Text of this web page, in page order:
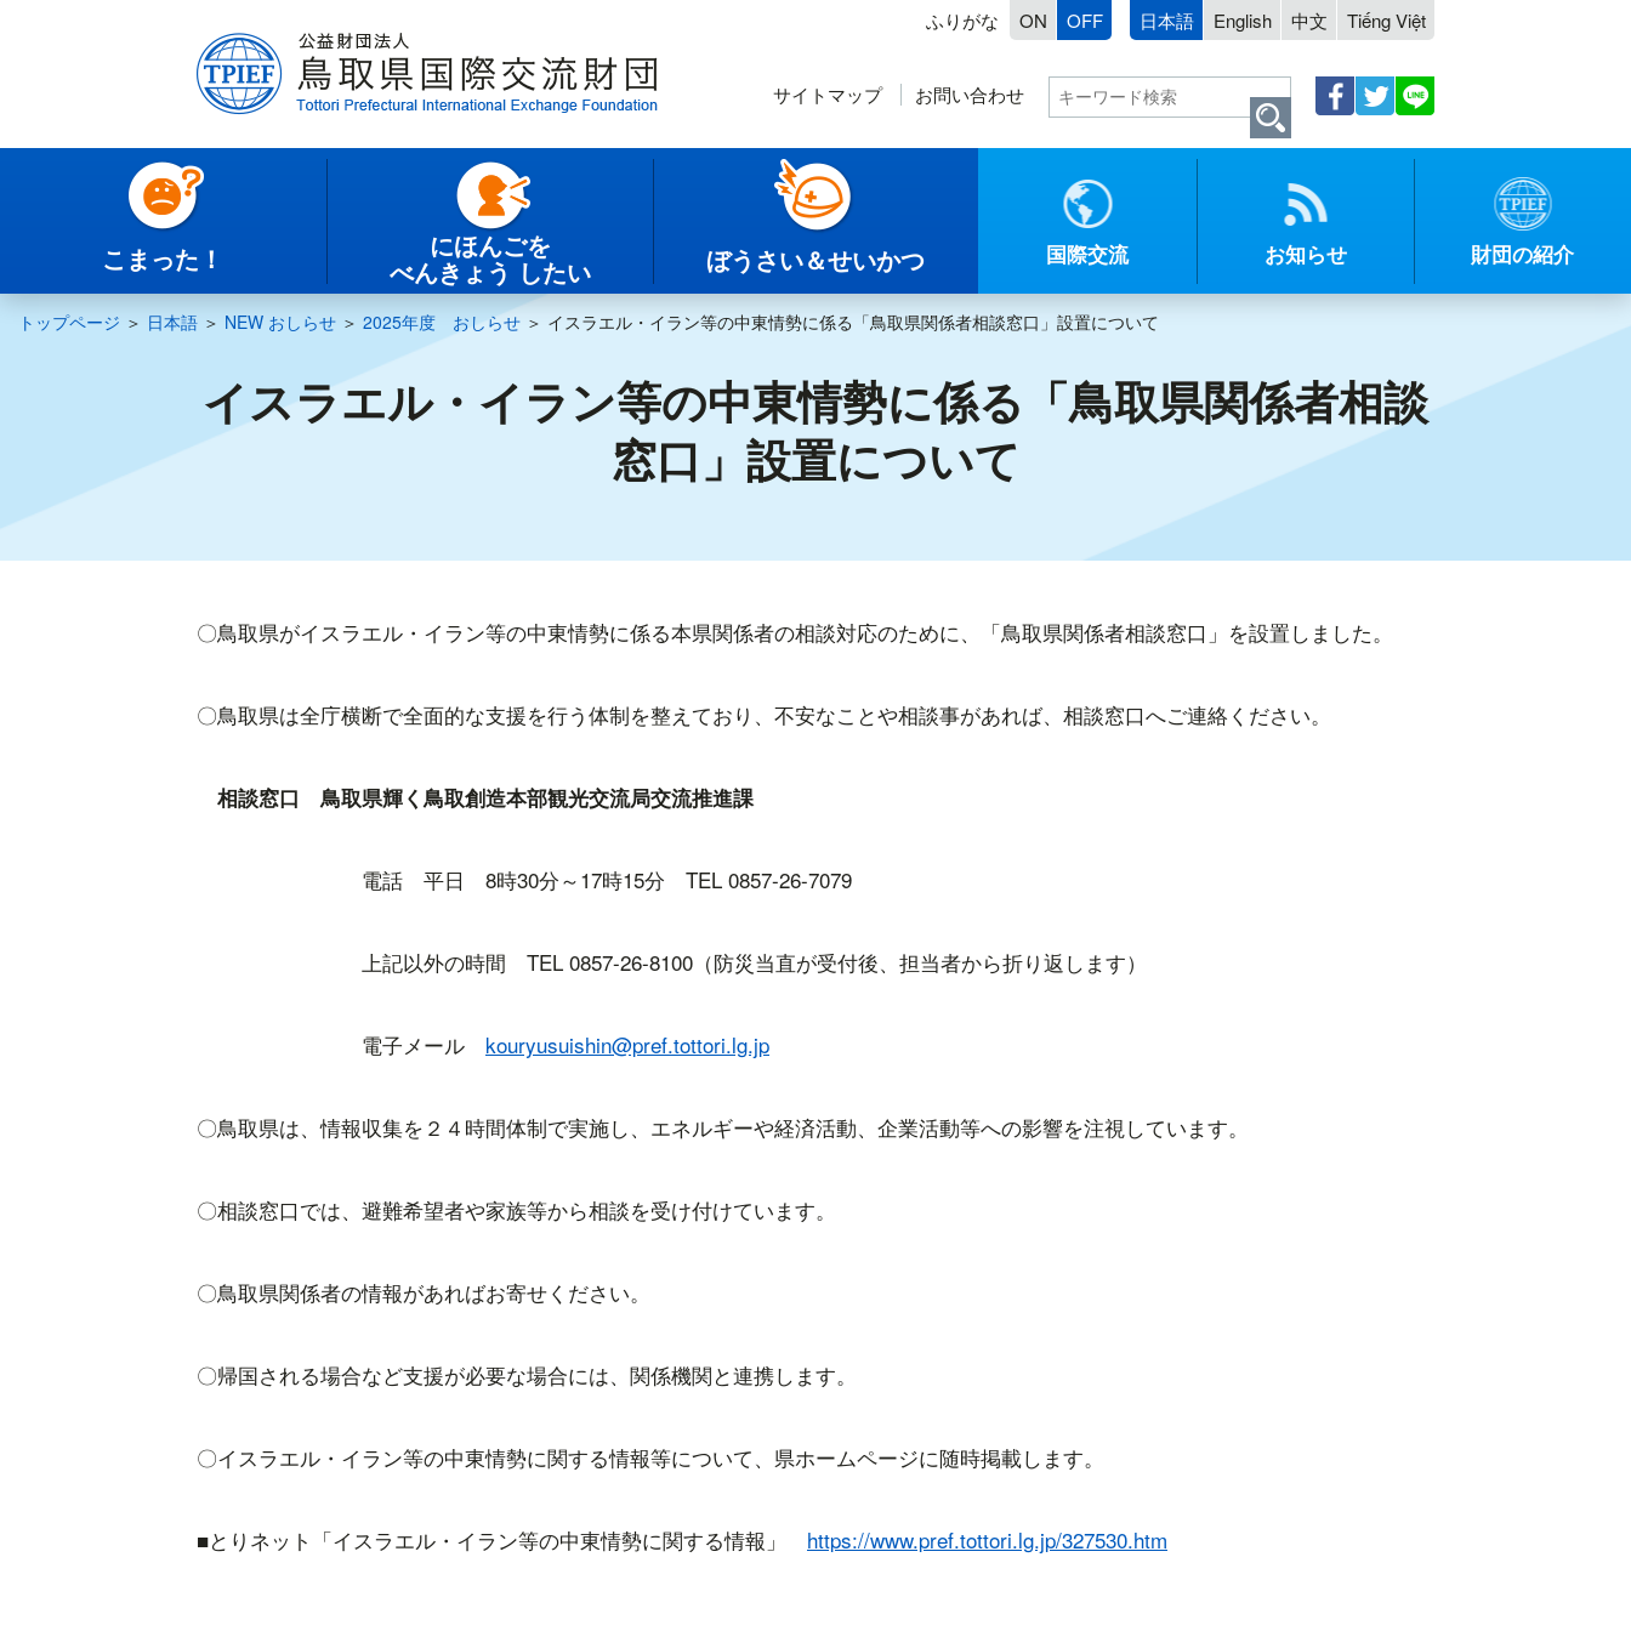
ふりがな ON OFF 日本語 English 中文 Tiếng Việt
サイトマップ お問い合わせ
こまった！ にほんごを
べんきょう したい ぼうさい＆せいかつ 国際交流 お知らせ 財団の紹介
トップページ ＞ 日本語 ＞ NEW おしらせ ＞2025年度 おしらせ ＞ イスラエル・イラン等の中東情勢に係る「鳥取県関係者相談窓口」設置について
イスラエル・イラン等の中東情勢に係る「鳥取県関係者相談
窓口」設置について
〇鳥取県がイスラエル・イラン等の中東情勢に係る本県関係者の相談対応のために、「鳥取県関係者相談窓口」を設置しました。
〇鳥取県は全庁横断で全面的な支援を行う体制を整えており、不安なことや相談事があれば、相談窓口へご連絡ください。
相談窓口 鳥取県輝く鳥取創造本部観光交流局交流推進課
電話 平日 8時30分～17時15分 TEL 0857-26-7079
上記以外の時間 TEL 0857-26-8100（防災当直が受付後、担当者から折り返します）
電子メール kouryusuishin@pref.tottori.lg.jp
〇鳥取県は、情報収集を２４時間体制で実施し、エネルギーや経済活動、企業活動等への影響を注視しています。
〇相談窓口では、避難希望者や家族等から相談を受け付けています。
〇鳥取県関係者の情報があればお寄せください。
〇帰国される場合など支援が必要な場合には、関係機関と連携します。
〇イスラエル・イラン等の中東情勢に関する情報等について、県ホームページに随時掲載します。
■とりネット「イスラエル・イラン等の中東情勢に関する情報」 https://www.pref.tottori.lg.jp/327530.htm